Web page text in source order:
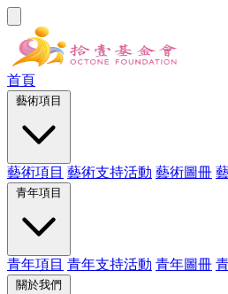
首頁
藝術項目 藝術支持活動 藝術圖冊
青年項目 青年支持活動 青年圖冊